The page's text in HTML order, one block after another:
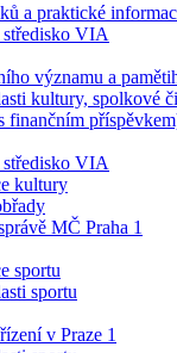
a praktické
středisko VIA
významu a
kultury, spolkové
finančním
středisko VIA
kultury
MČ Praha 1
sportu
sportu
v Praze 1